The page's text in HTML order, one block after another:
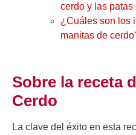
cerdo y las patas
¿Cuáles son los
manitas de
Sobre la receta
Cerdo
La clave del éxito en esta